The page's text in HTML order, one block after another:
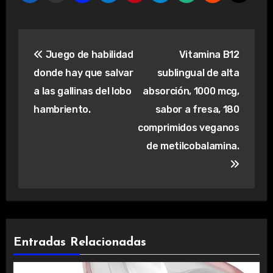
de
entradas
Juego de habilidad
donde hay que salvar
a las gallinas del lobo
hambriento.
Vitamina B12
sublingual de alta
absorción, 1000 mcg,
sabor a fresa, 180
comprimidos veganos
de metilcobalamina.
Entradas Relacionadas